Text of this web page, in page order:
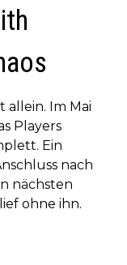
allein. Im Mai
Players
Ein
nach
nächsten
ohne ihn.